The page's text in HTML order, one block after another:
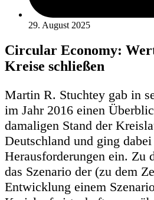
29. August 2025
Circular Economy:
Kreise schließen
Martin R. Stuchtey gab in
im Jahr 2016 einen
damaligen Stand der
Deutschland und ging
Herausforderungen ein. Zu
das Szenario der (zu dem
Entwicklung einem